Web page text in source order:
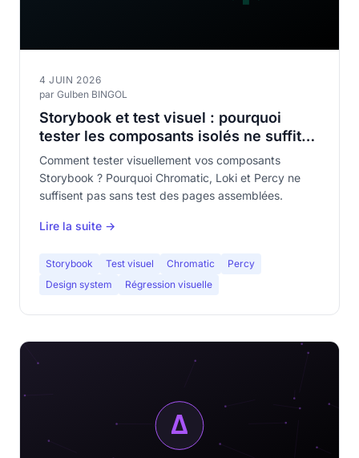
4 JUIN 2026
par Gulben BINGOL
Storybook et test visuel : pourquoi
tester les composants isolés ne suffit
pas
Comment tester visuellement vos composants
Storybook ? Pourquoi Chromatic, Loki et Percy ne
suffisent pas sans test des pages assemblées.
Lire la suite →
Storybook Test visuel Chromatic
Percy
Design system
Régression visuelle